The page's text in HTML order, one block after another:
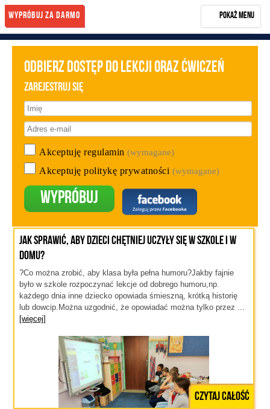
Pokaż menu
Wypróbuj za darmo
NASZA METODA
BLOG
KONTAKT
KUP KURS
Zarejestruj się
Rozwiń menu
Odbierz dostęp do lekcji oraz ćwiczeń
Zarejestruj się
Akceptuję regulamin (wymagane)
Akceptuję politykę prywatności (wymagane)
Wypróbuj
Jak sprawić, aby dzieci chętniej uczyły się w szkole i w
domu?
?Co można zrobić, aby klasa była pełna humoru?Jakby fajnie
było w szkole rozpoczynać lekcje od dobrego humoru,np.
każdego dnia inne dziecko opowiada śmieszną, krótką historię
lub dowcip.Można uzgodnić, że opowiadać można tylko przez ...
[więcej]
Czytaj całość